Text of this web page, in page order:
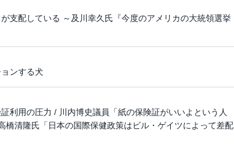
支配している ～及川幸久氏『今度のアメリカの大統領選挙
ンする犬
利用の圧力 / 川内博史議員「紙の保険証がいいよという人
橋清隆氏「日本の国際保健政策はビル・ゲイツによって差配